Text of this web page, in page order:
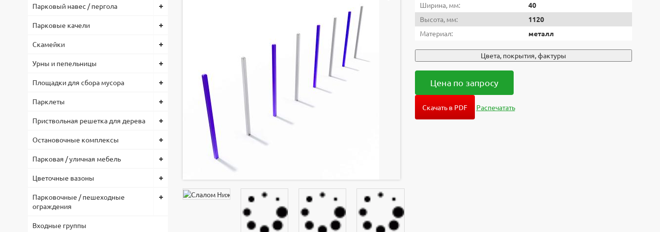
Ширина, мм:
40
Высота, мм:
1120
Материал:
металл
Цвета, покрытия, фактуры
Цена по запросу
Скачать в PDF Распечатать
Парковый навес / пергола
Парковые качели
Скамейки
Урны и пепельницы
Площадки для сбора мусора
Парклеты
Приствольная решетка для дерева
Остановочные комплексы
Парковая / уличная мебель
Цветочные вазоны
Парковочные / пешеходные
ограждения
Входные группы